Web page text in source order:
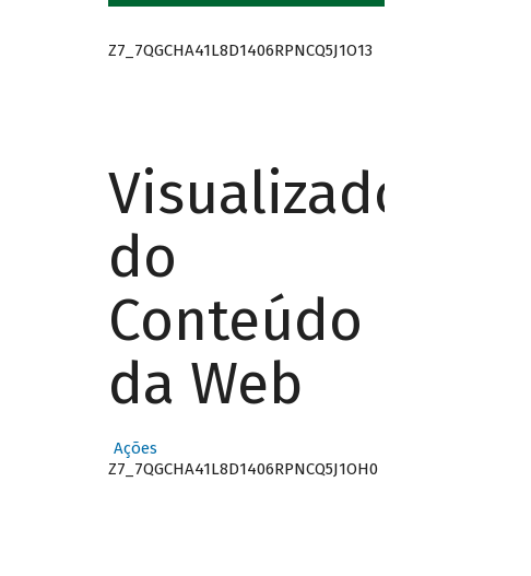
Z7_7QGCHA41L8D1406RPNCQ5J1O13
Visualizador
do
Conteúdo
da Web
Ações
Z7_7QGCHA41L8D1406RPNCQ5J1OH0